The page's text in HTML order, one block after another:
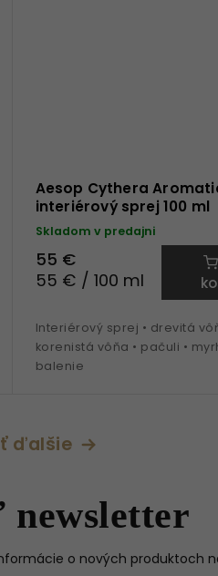
Aesop Cythera
interiérový sprej 100 ml
Skladom v predajni
55 €
55 € / 100 ml
Interiérový sprej • drevitá
korenistá vôňa • pačuli •
balenie
ďalšie
newsletter
o nových produktoch